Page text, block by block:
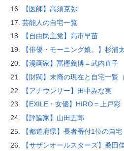
【医師】高須克弥
芸能人の自宅一覧
【自由民主党】高市早苗
【俳優・モーニング娘。】杉浦
【漫画家】冨樫義博＝武内直子
【財閥】末裔の現在と自宅一覧
【アナウンサー】田中みな実
【EXILE・女優】HIRO＝上戸彩
【評論家】山田五郎
【都道府県】長者番付1位の自宅
【サザンオールスターズ】桑田